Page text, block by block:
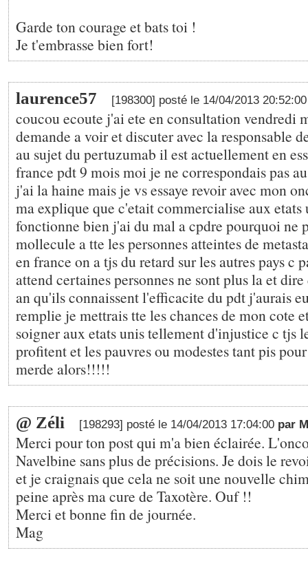
Garde ton courage et bats toi !
Je t'embrasse bien fort!
laurence57 [198300] posté le 14/04/2013
coucou ecoute j'ai ete en consultation vendredi
demande a voir et discuter avec la responsable
au sujet du pertuzumab il est actuellement en
france pdt 9 mois moi je ne correspondais pas
j'ai la haine mais je vs essaye revoir avec mon
ma explique que c'etait commercialise aux etats
fonctionne bien j'ai du mal a cpdre pourquoi ne
mollecule a tte les personnes atteintes de
en france on a tjs du retard sur les autres pays c
attend certaines personnes ne sont plus la et
an qu'ils connaissent l'efficacite du pdt j'aurais
remplie je mettrais tte les chances de mon cote
soigner aux etats unis tellement d'injustice c tjs
profitent et les pauvres ou modestes tant pis
merde alors!!!!!
@ Zéli [198293] posté le 14/04/2013 17:04:00 par
Merci pour ton post qui m'a bien éclairée.
Navelbine sans plus de précisions. Je dois le
et je craignais que cela ne soit une nouvelle
peine après ma cure de Taxotère. Ouf !!
Merci et bonne fin de journée.
Mag